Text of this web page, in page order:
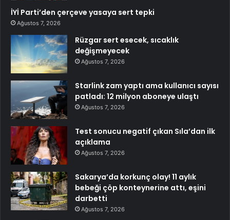
İYİ Parti’den çerçeve yasaya sert tepki
Ağustos 7, 2026
Rüzgar sert esecek, sıcaklık
değişmeyecek
Ağustos 7, 2026
Starlink zam yaptı ama kullanıcı sayısı
patladı: 12 milyon aboneye ulaştı
Ağustos 7, 2026
Test sonucu negatif çıkan Sıla’dan ilk
açıklama
Ağustos 7, 2026
Sakarya’da korkunç olay! 11 aylık
bebeği çöp konteynerine attı, eşini
darbetti
Ağustos 7, 2026